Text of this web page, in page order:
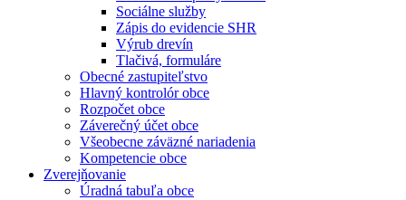
Sociálne služby
Zápis do evidencie SHR
Výrub drevín
Tlačivá, formuláre
Obecné zastupiteľstvo
Hlavný kontrolór obce
Rozpočet obce
Záverečný účet obce
Všeobecne záväzné nariadenia
Kompetencie obce
Zverejňovanie
Úradná tabuľa obce